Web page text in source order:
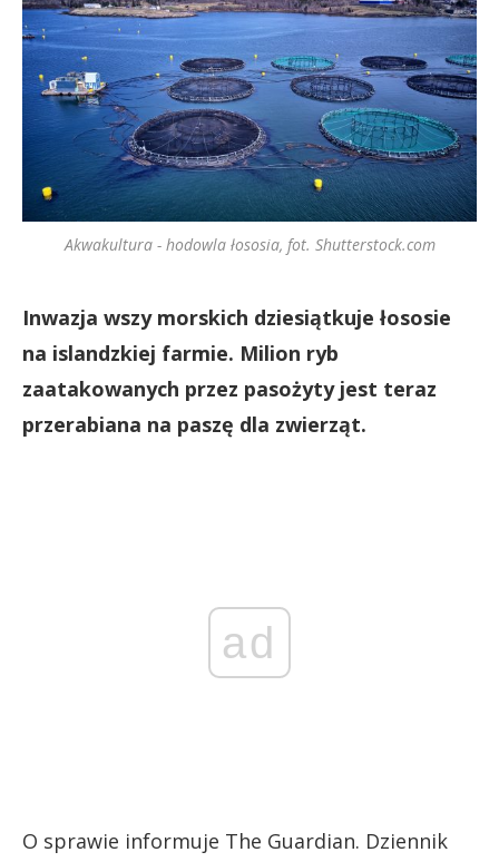
Akwakultura - hodowla łososia, fot. Shutterstock.com
Inwazja wszy morskich dziesiątkuje łososie
na islandzkiej farmie. Milion ryb
zaatakowanych przez pasożyty jest teraz
przerabiana na paszę dla zwierząt.
ad
O sprawie informuje The Guardian. Dziennik